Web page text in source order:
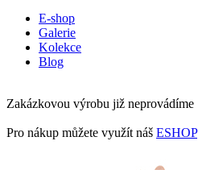
E-shop
Galerie
Kolekce
Blog
Zakázkovou výrobu již neprovádíme
Pro nákup můžete využít náš ESHOP